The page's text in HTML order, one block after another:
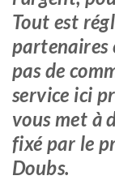
Tout est
partenaires
pas de
service ici
vous met à
fixé par le
Doubs.